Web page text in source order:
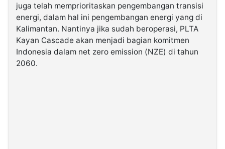
juga telah memprioritaskan pengembangan transisi
energi, dalam hal ini pengembangan energi yang di
Kalimantan. Nantinya jika sudah beroperasi, PLTA
Kayan Cascade akan menjadi bagian komitmen
Indonesia dalam net zero emission (NZE) di tahun
2060.